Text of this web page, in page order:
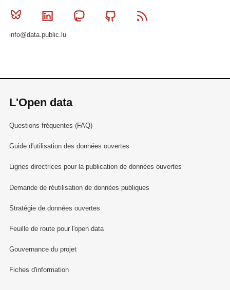
Bluesky Linkedin MastodonGithub
info@data.public.lu
L'Open data
Questions fréquentes (FAQ)
Guide d'utilisation des données ouvertes
Lignes directrices pour la publication de données ouvertes
Demande de réutilisation de données publiques
Stratégie de données ouvertes
Feuille de route pour l'open data
Gouvernance du projet
Fiches d'information